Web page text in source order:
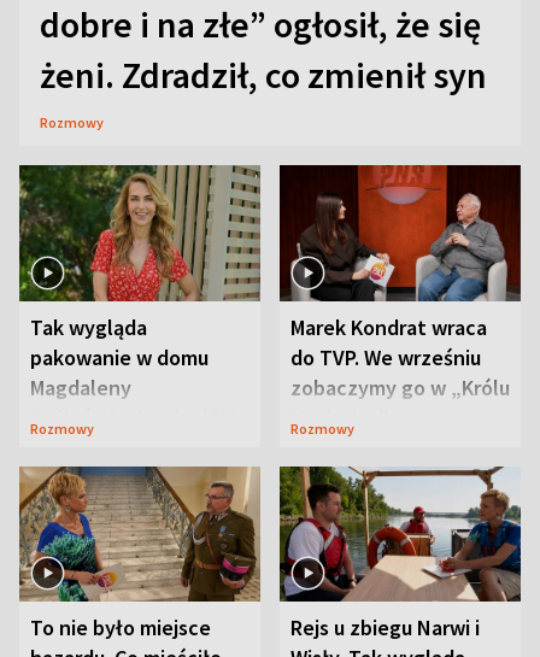
dobre i na złe” ogłosił, że się
żeni. Zdradził, co zmienił syn
Rozmowy
Tak wygląda
pakowanie w domu
Magdaleny
Waligórskiej-Lisieckiej.
Rozmowy
Marek Kondrat wraca
do TVP. We wrześniu
zobaczymy go w „Królu
Maciusiu I”
Rozmowy
To nie było miejsce
Rejs u zbiegu Narwi i